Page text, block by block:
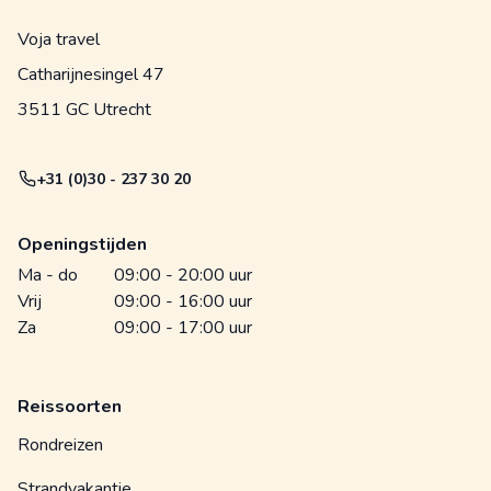
Voja travel
Catharijnesingel 47
3511 GC Utrecht
+31 (0)30 - 237 30 20
Openingstijden
Ma - do
09:00 - 20:00 uur
Vrij
09:00 - 16:00 uur
Za
09:00 - 17:00 uur
Reissoorten
Rondreizen